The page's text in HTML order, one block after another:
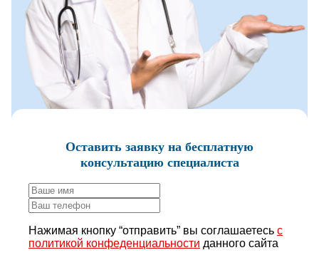
Оставить заявку на бесплатную
консультацию специалиста
Нажимая кнопку “отправить” вы соглашаетесь с
политикой конфеденциальности данного сайта